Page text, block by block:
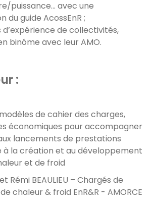
puissance… avec une
du guide AcossEnR ;
d’expérience de collectivités,
binôme avec leur AMO.
:
de cahier des charges,
économiques pour accompagner
lancements de prestations
à la création et au développement
et de froid
Rémi BEAULIEU – Chargés de
chaleur & froid EnR&R - AMORCE